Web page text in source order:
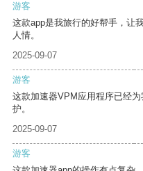
游客
这款app是我旅行的好帮手，让
人情。
2025-09-07
游客
这款加速器VPM应用程序已经
护。
2025-09-07
游客